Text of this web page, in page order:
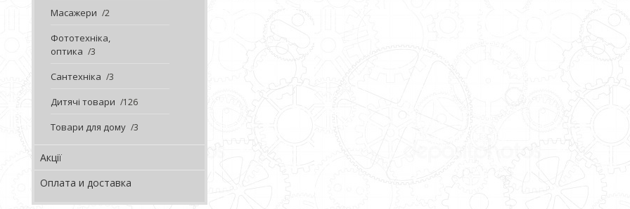
Масажери 2
Фототехніка,
оптика
3
Сантехніка 3
Дитячі товари 126
Товари для дому 3
Акції
Оплата и доставка